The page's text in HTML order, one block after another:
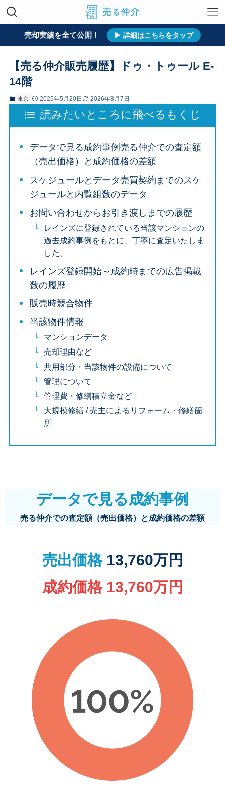
売却実績を全て公開！ ▶ 詳細はこちらをタップ
ホーム 売却実績 すべて 東京
【売る仲介販売履歴】ドゥ・トゥール E-
14階
東京 2025年5月20日 2026年8月7日
読みたいところに飛べるもくじ
データで見る成約事例売る仲介での査定額
（売出価格）と成約価格の差額
スケジュールとデータ売買契約までのスケ
ジュールと内覧組数のデータ
お問い合わせからお引き渡しまでの履歴
レインズに登録されている当該マンションの
過去成約事例をもとに、丁寧に査定いたしま
した。
レインズ登録開始～成約時までの広告掲載
数の履歴
販売時競合物件
当該物件情報
マンションデータ
売却理由など
共用部分・当該物件の設備について
管理について
管理費・修繕積立金など
大規模修繕 / 売主によるリフォーム・修繕箇
所
データで見る成約事例
売る仲介での査定額（売出価格）と成約価格の差額
売出価格13,760万円
成約価格 13,760万円